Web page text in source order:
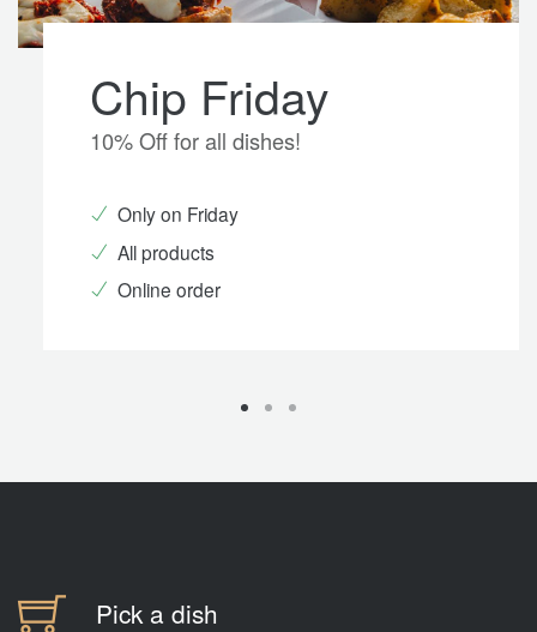
Chip Friday
10% Off for all dishes!
Only on Friday
All products
Online order
Pick a dish